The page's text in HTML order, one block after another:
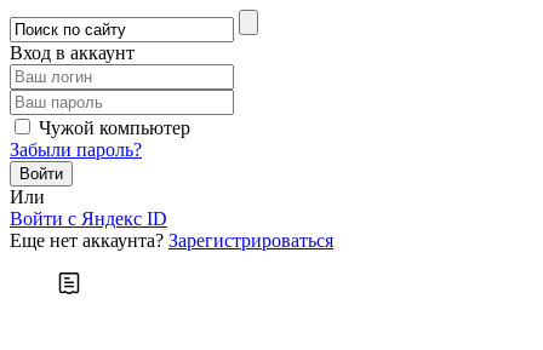
Вход в аккаунт
Чужой компьютер
Забыли пароль?
Или
Войти c Яндекс ID
Еще нет аккаунта? Зарегистрироваться